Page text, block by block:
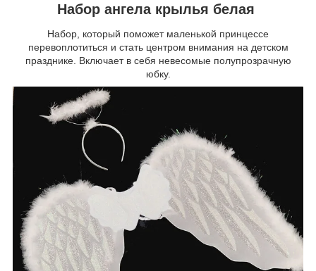
Набор ангела крылья белая
Набор, который поможет маленькой принцессе
перевоплотиться и стать центром внимания на детском
празднике. Включает в себя невесомые полупрозрачную
юбку.